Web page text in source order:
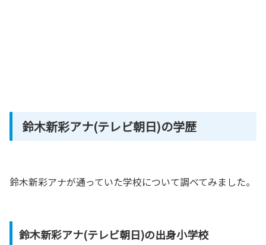
鈴木新彩アナ(テレビ朝日)の学歴
鈴木新彩アナが通っていた学校について調べてみました。
鈴木新彩アナ(テレビ朝日)の出身小学校